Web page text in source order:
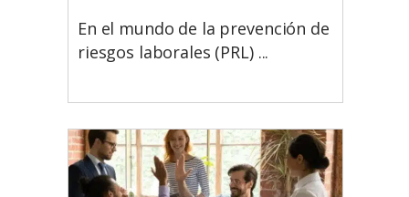
En el mundo de la prevención de
riesgos laborales (PRL)